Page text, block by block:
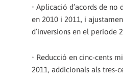
• Aplicació d’acords de
en 2010 i 2011, i
d’inversions en el període
• Reducció en cinc-cents
2011, addicionals als tres-